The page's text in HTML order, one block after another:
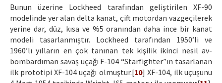
Bunun üzerine Lockheed tarafından geliştirilen XF-90
modelinde yer alan delta kanat, çift motordan vazgeçilerek
yerine dar, düz, kısa ve %5 oranından daha ince bir kanat
modeli tasarlanmıştır. Lockheed tarafından 1950’li ve
1960’lı yılların en çok tanınan tek kişilik ikinci nesil av-
bombardıman savaş uçağı F-104 “Starfighter”ın tasarlanan
ilk prototipi XF-104 uçağı olmuştur.[10] XF-104, ilk uçuşunu